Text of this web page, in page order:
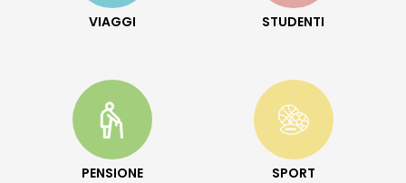
VIAGGI STUDENTI
PENSIONE SPORT